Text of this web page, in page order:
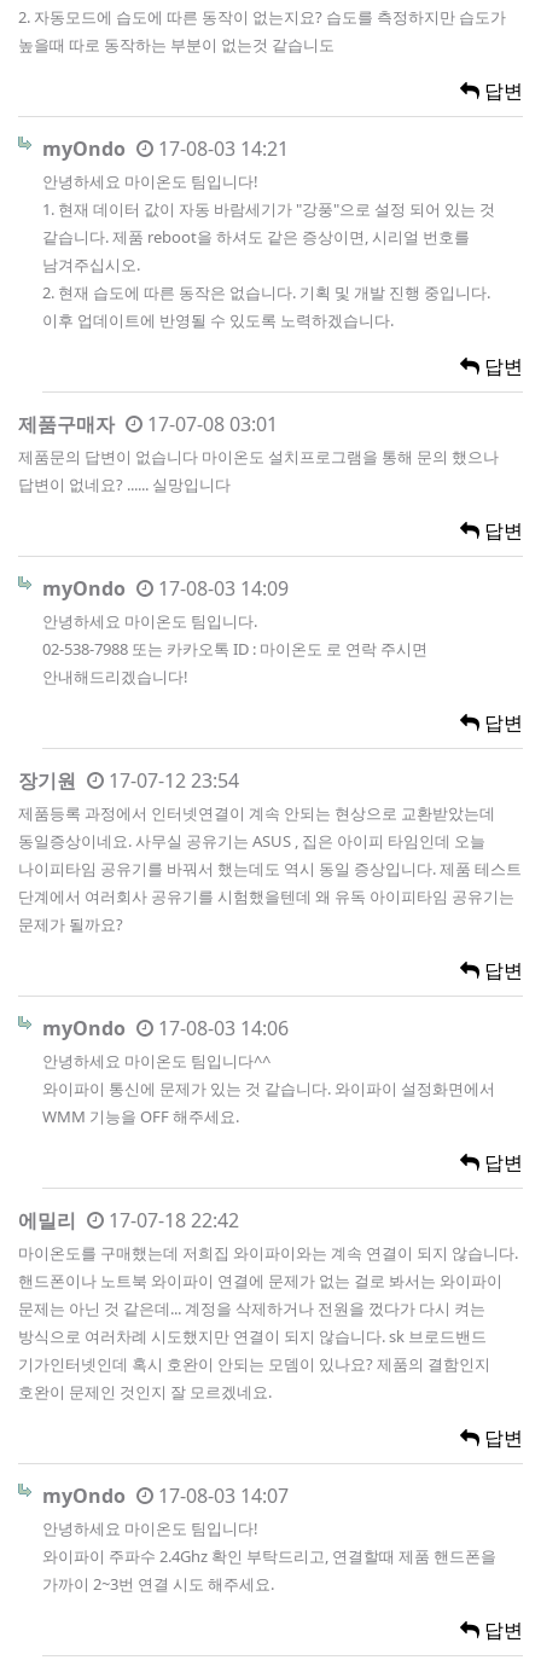
2. 자동모드에 습도에 따른 동작이 없는지요? 습도를 측정하지만 습도가
높을때 따로 동작하는 부분이 없는것 같습니도
답변
myOndo 17-08-03 14:21
안녕하세요 마이온도 팀입니다!
1. 현재 데이터 값이 자동 바람세기가 "강풍"으로 설정 되어 있는 것
같습니다. 제품 reboot을 하셔도 같은 증상이면, 시리얼 번호를
남겨주십시오.
2. 현재 습도에 따른 동작은 없습니다. 기획 및 개발 진행 중입니다.
이후 업데이트에 반영될 수 있도록 노력하겠습니다.
답변
제품구매자 17-07-08 03:01
제품문의 답변이 없습니다 마이온도 설치프로그램을 통해 문의 했으나
답변이 없네요? ...... 실망입니다
답변
myOndo 17-08-03 14:09
안녕하세요 마이온도 팀입니다.
02-538-7988 또는 카카오톡 ID : 마이온도 로 연락 주시면
안내해드리겠습니다!
답변
장기원 17-07-12 23:54
제품등록 과정에서 인터넷연결이 계속 안되는 현상으로 교환받았는데
동일증상이네요. 사무실 공유기는 ASUS , 집은 아이피 타임인데 오늘
나이피타임 공유기를 바꿔서 했는데도 역시 동일 증상입니다. 제품 테스트
단계에서 여러회사 공유기를 시험했을텐데 왜 유독 아이피타임 공유기는
문제가 될까요?
답변
myOndo 17-08-03 14:06
안녕하세요 마이온도 팀입니다^^
와이파이 통신에 문제가 있는 것 같습니다. 와이파이 설정화면에서
WMM 기능을 OFF 해주세요.
답변
에밀리 17-07-18 22:42
마이온도를 구매했는데 저희집 와이파이와는 계속 연결이 되지 않습니다.
핸드폰이나 노트북 와이파이 연결에 문제가 없는 걸로 봐서는 와이파이
문제는 아닌 것 같은데... 계정을 삭제하거나 전원을 껐다가 다시 켜는
방식으로 여러차례 시도했지만 연결이 되지 않습니다. sk 브로드밴드
기가인터넷인데 혹시 호완이 안되는 모뎀이 있나요? 제품의 결함인지
호완이 문제인 것인지 잘 모르겠네요.
답변
myOndo 17-08-03 14:07
안녕하세요 마이온도 팀입니다!
와이파이 주파수 2.4Ghz 확인 부탁드리고, 연결할때 제품 핸드폰을
가까이 2~3번 연결 시도 해주세요.
답변